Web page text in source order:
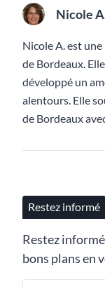
Nicole
Nicole A. est
de Bordeaux.
développé un
alentours. Elle
de Bordeaux
Restez informé
Restez
bons plans en